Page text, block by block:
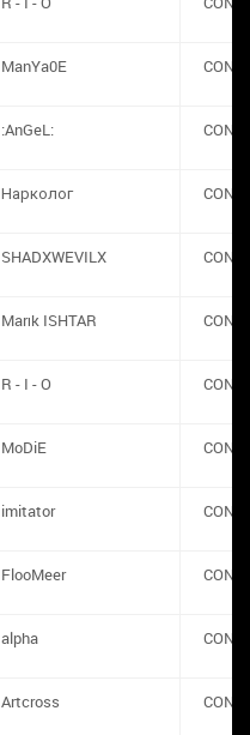
ManYa0E
:AnGeL:
Нарколог
SHADXWEVILX
Marık ISHTAR
R - I - O
MoDiE
imitator
FlooMeer
alpha
Artcross